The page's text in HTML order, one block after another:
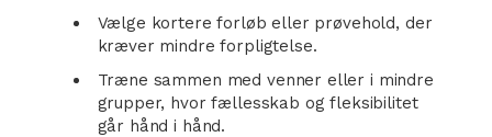
Vælge kortere forløb eller prøvehold, der
kræver mindre forpligtelse.
Træne sammen med venner eller i mindre
grupper, hvor fællesskab og fleksibilitet
går hånd i hånd.